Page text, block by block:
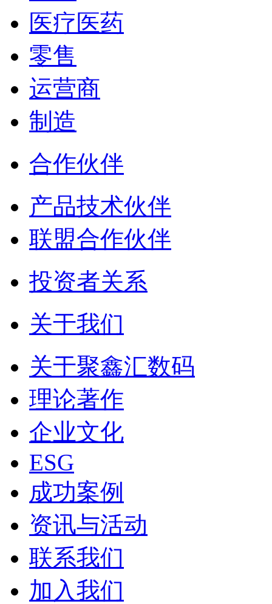
医疗医药
零售
运营商
制造
合作伙伴
产品技术伙伴
联盟合作伙伴
投资者关系
关于我们
关于聚鑫汇数码
理论著作
企业文化
ESG
成功案例
资讯与活动
联系我们
加入我们